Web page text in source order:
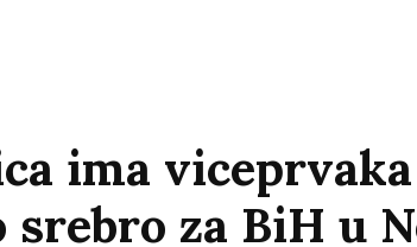
ima
srebro za BiH u